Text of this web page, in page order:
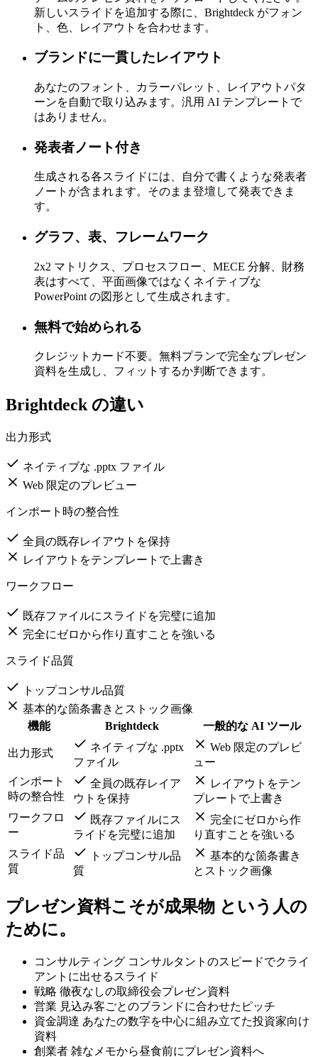
チームのプレゼン資料をアップロードしてください。
ト、色、レイアウトを合わせます。
ブランドに一貫したレイアウト
あなたのフォント、カラーパレット、レイアウトパタ
はありません。
発表者ノート付き
生成される各スライドには、自分で書くような発表者
す。
グラフ、表、フレームワーク
2x2 マトリクス、プロセスフロー、MECE 分解、財務
PowerPoint の図形として生成されます。
無料で始められる
資料を生成し、フィットするか判断できます。
Brightdeck の違い
出力形式
ネイティブな .pptx ファイル
Web 限定のプレビュー
インポート時の整合性
全員の既存レイアウトを保持
レイアウトをテンプレートで上書き
ワークフロー
既存ファイルにスライドを完璧に追加
完全にゼロから作り直すことを強いる
スライド品質
トップコンサル品質
基本的な箇条書きとストック画像
機能
Brightdeck 一般的な AI ツール
出力形式
ネイティブな .pptx
ファイル
ュー
時の整合性
全員の既存レイア
ウトを保持
レイアウトをテン
プレートで上書き
ワークフロ
ー
既存ファイルにス
ライドを完璧に追加
完全にゼロから作
り直すことを強いる
質
とストック画像
プレゼン資料こそが成果物
ために。
コンサルティング コンサルタントのスピードでクライ
アントに出せるスライド
戦略 徹夜なしの取締役会プレゼン資料
営業
資金調達 あなたの数字を中心に組み立てた投資家向け